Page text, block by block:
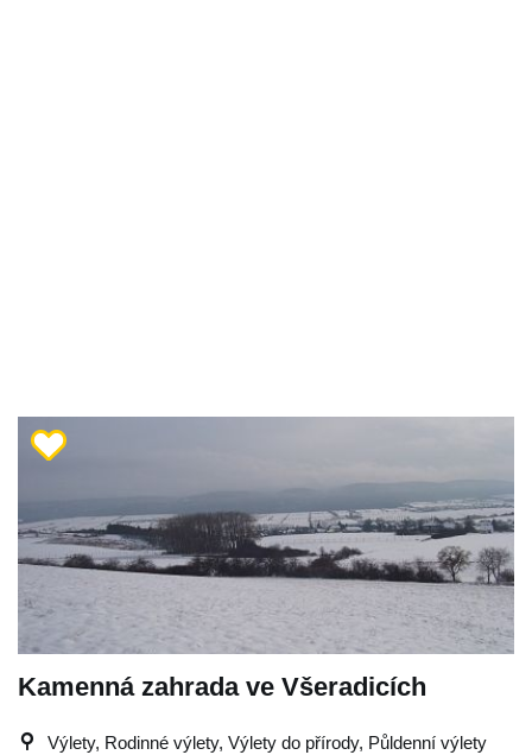
Kamenná zahrada ve Všeradicích
Výlety, Rodinné výlety, Výlety do přírody, Půldenní výlety